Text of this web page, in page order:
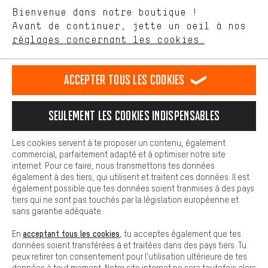
Langue"
français english
EN Deutsch español
RÉSILIER LE CONTRAT Communauté d'Aix-la-Chapelle
Programme d'affiliation Mentions Légales Protection des données
Conditions générales de vente Plateforme d'Alerte
Reprise des batteries Corepile Paramètres de cookies
Modifier le contraste
Tous les prix s'entendent en euros (MwSt hors) plus les
frais de portpour la livraison versÉtats-Unis.
Bienvenue dans notre boutique !
Avant de continuer, jette un oeil à nos
réglages concernant les cookies.
nous proposons grâce à ton comportement d'achat.
Plus de confort
est plus confortable. Avec les cookies de confort, nous
Nous pouvons ainsi mettre à ta disposition d'autres contenus et
informations utiles. De plus, tu as la possibilité d'utiliser des
facilement les bons produits. Par exemple, nous proposons une
facilement aux questions.
Cookies de base
Les cookies de base garantissent que tu puisses utiliser les
fonctions de notre site web.
Accepter tous les cookies
Seulement les cookies indispensables
Les cookies servent à te proposer un contenu, également
commercial, parfaitement adapté et à optimiser notre site
internet. Pour ce faire, nous transmettons tes données
également à des tiers, qui utilisent et traitent ces données. Il est
également possible que tes données soient tranmises à des pays
tiers qui ne sont pas touchés par la législation européenne et
sans garantie adéquate.
En acceptant tous les cookies , tu acceptes également que tes
données soient transférées à et traitées dans des pays tiers. Tu
peux retirer ton consentement pour l'utilisation ultérieure de tes